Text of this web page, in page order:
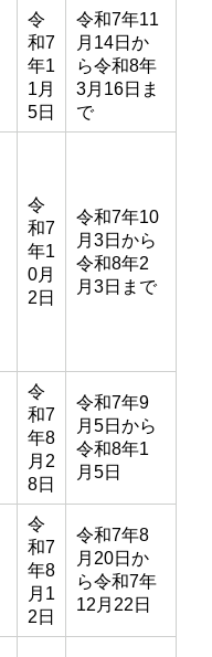
令
和7
年1
1月
5日
令和7年11
月14日か
ら令和8年
3月16日ま
で
令
和7
年1
0月
2日
令和7年10
月3日から
令和8年2
月3日まで
令
和7
年8
月2
8日
令和7年9
月5日から
令和8年1
月5日
令
和7
年8
月1
2日
令和7年8
月20日か
ら令和7年
12月22日